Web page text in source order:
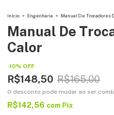
Início > Engenharia > Manual De Trocadores
Manual De
Calor
-10% OFF
R$148,50 R$165,00
O desconto pode mudar ao ser
R$142,56 com Pix